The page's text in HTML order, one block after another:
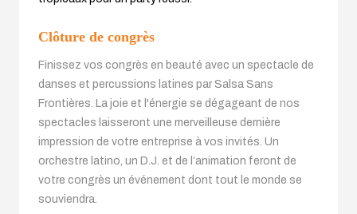
Clôture de congrès
Finissez vos congrès en beauté avec un spectacle de
danses et percussions latines par Salsa Sans
Frontières. La joie et l'énergie se dégageant de nos
spectacles laisseront une merveilleuse dernière
impression de votre entreprise à vos invités. Un
orchestre latino, un D.J. et de l’animation feront de
votre congrès un événement dont tout le monde se
souviendra.